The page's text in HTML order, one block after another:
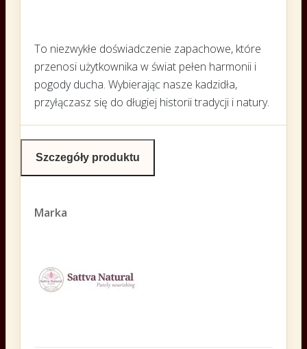
To niezwykłe doświadczenie zapachowe, które
przenosi użytkownika w świat pełen harmonii i
pogody ducha. Wybierając nasze kadzidła,
przyłączasz się do długiej historii tradycji i natury.
Szczegóły produktu
Marka